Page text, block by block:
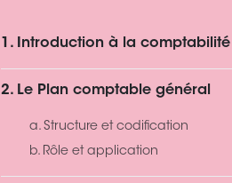
1. Introduction à la comptabilité
2. Le Plan comptable général
a. Structure et codification
b. Rôle et application